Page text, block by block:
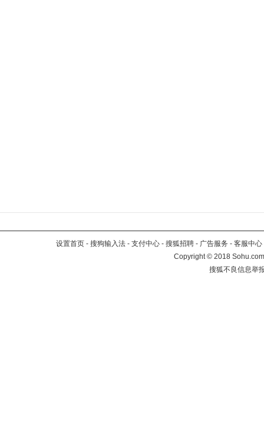
设置首页 - 搜狗输入法 - 支付中心 - 搜狐招聘 - 广告服务 - 客服中心
Copyright©2018
搜狐不良信息举